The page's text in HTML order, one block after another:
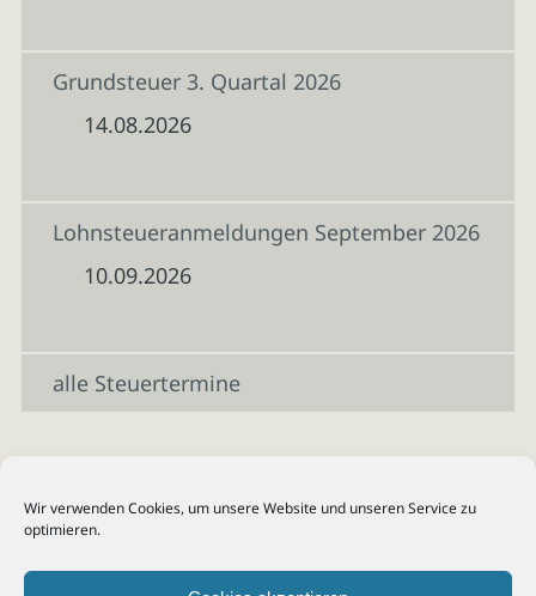
Wir verwenden Cookies, um unsere Website und unseren Service zu
optimieren.
Grundsteuer 3. Quartal 2026
14.08.2026
Lohnsteueranmeldungen September 2026
10.09.2026
alle Steuertermine